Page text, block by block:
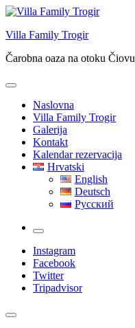
Skip
content
Villa Family Trogir
Čarobna oaza na otoku Čiovu
Naslovna
Villa Family Trogir
Galerija
Kontakt
Kalendar rezervacija
Hrvatski
English
Deutsch
Русский
More
Instagram
Facebook
Twitter
Tripadvisor